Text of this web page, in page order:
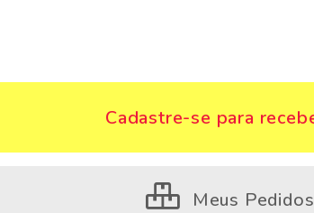
Cadastre-se para
Meus Pedidos